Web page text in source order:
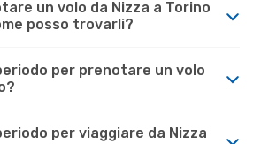
un volo da Nizza a Torino
posso trovarli?
per prenotare un volo
per viaggiare da Nizza